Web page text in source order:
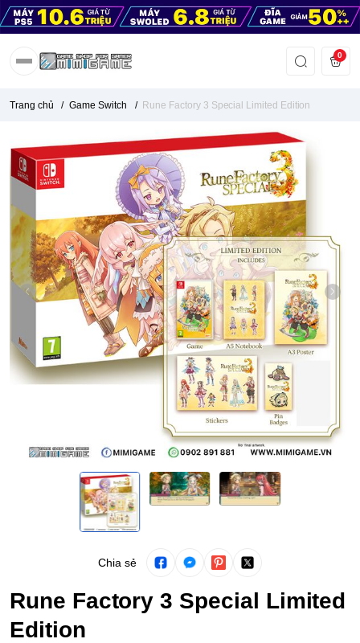
0
Trang chủ / Game Switch / Rune Factory 3 Special Limited Edition
Chia sẻ
Rune Factory 3 Special Limited
Edition